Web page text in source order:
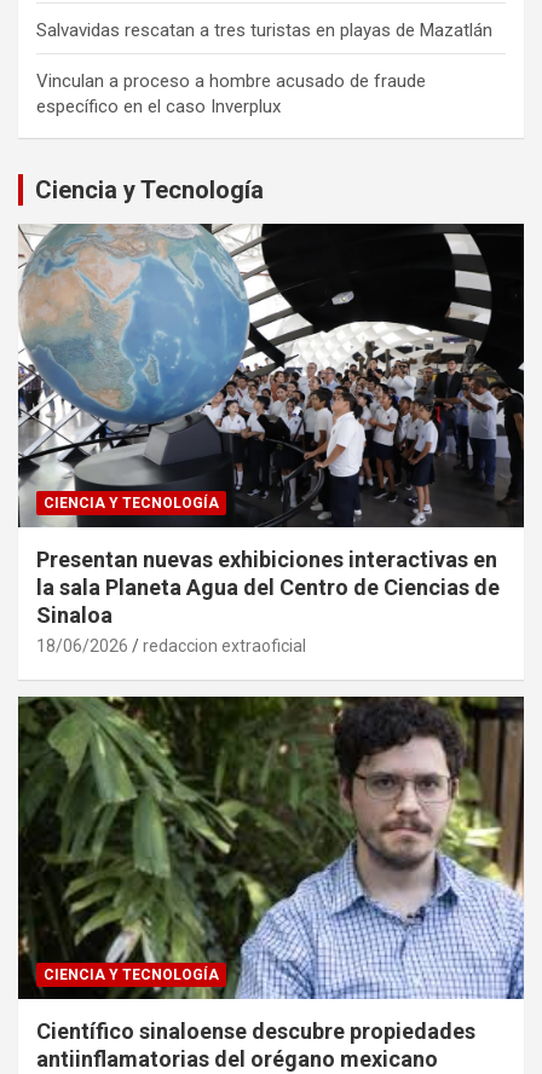
Salvavidas rescatan a tres turistas en playas de Mazatlán
Vinculan a proceso a hombre acusado de fraude
específico en el caso Inverplux
Ciencia y Tecnología
CIENCIA Y TECNOLOGÍA
Presentan nuevas exhibiciones interactivas en
la sala Planeta Agua del Centro de Ciencias de
Sinaloa
18/06/2026 redaccion extraoficial
CIENCIA Y TECNOLOGÍA
Científico sinaloense descubre propiedades
antiinflamatorias del orégano mexicano